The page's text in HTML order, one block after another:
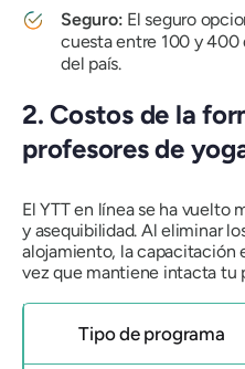
Seguro: El seguro
cuesta entre 100 y 400
del país.
2. Costos de la
profesores de
El YTT en línea se ha vuelto
y asequibilidad. Al eliminar
alojamiento, la capacitación
vez que mantiene intacta tu
Tipo de programa